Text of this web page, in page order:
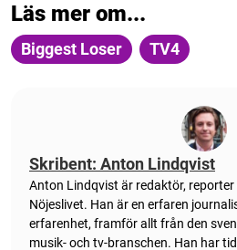
Läs mer om...
Biggest Loser TV4
Skribent: Anton Lindqvist
Anton Lindqvist är redaktör,
Nöjeslivet. Han är en erfaren
erfarenhet, framför allt från den
musik- och tv-branschen. Han har